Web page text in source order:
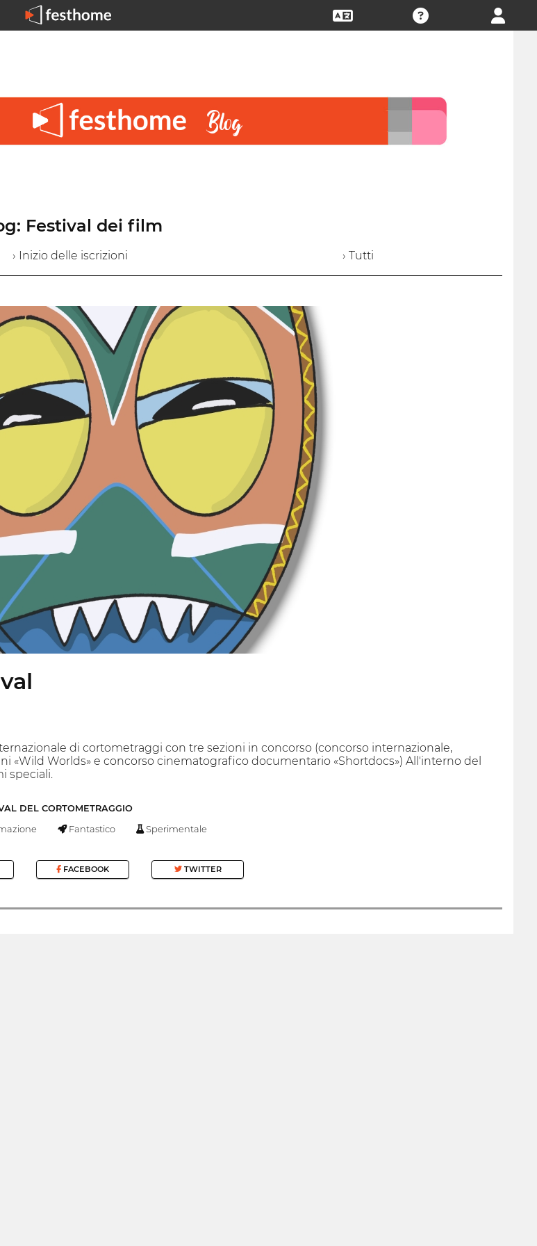
Festival dei film
› Inizio delle iscrizioni › Tutti
di cortometraggi con tre sezioni in concorso (concorso internazionale,
«Wild Worlds» e concorso cinematografico documentario «Shortdocs») All'interno del
speciali.
DEL CORTOMETRAGGIO
Fantastico Sperimentale
FACEBOOK TWITTER